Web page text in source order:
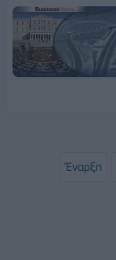
Έναρξη